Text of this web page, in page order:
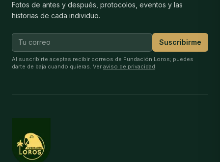
Fotos de antes y después, protocolos, eventos y las
historias de cada individuo.
Suscribirme
Al suscribirte aceptas recibir correos de Fundación Loros; puedes
darte de baja cuando quieras. Ver aviso de privacidad.